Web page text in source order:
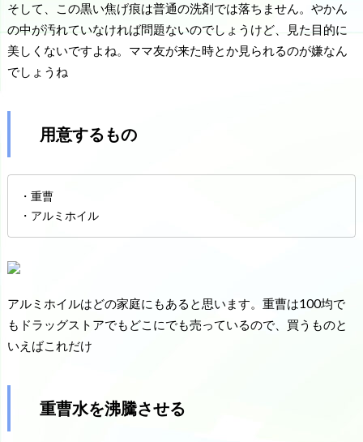
そして、この黒い焦げ痕は普通の洗剤では落ちません。やかん
の中が汚れていなければ問題ないのでしょうけど、見た目的に
美しくないですよね。ママ友が来た時とか見られるのが嫌なん
でしょうね
用意するもの
・重曹
・アルミホイル
アルミホイルはどの家庭にもあると思います。重曹は100均で
もドラッグストアでもどこにでも売っているので、買うものと
いえばこれだけ
重曹水を沸騰させる